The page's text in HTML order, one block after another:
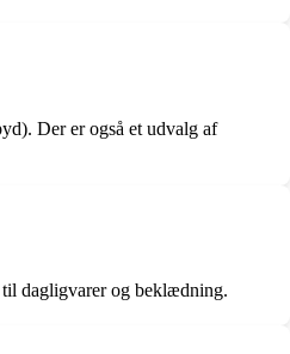
Der er også et udvalg af
til dagligvarer og beklædning.